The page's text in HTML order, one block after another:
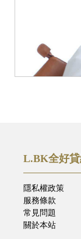
L.BK全好
隱私權政策
服務條款
常見問題
關於本站